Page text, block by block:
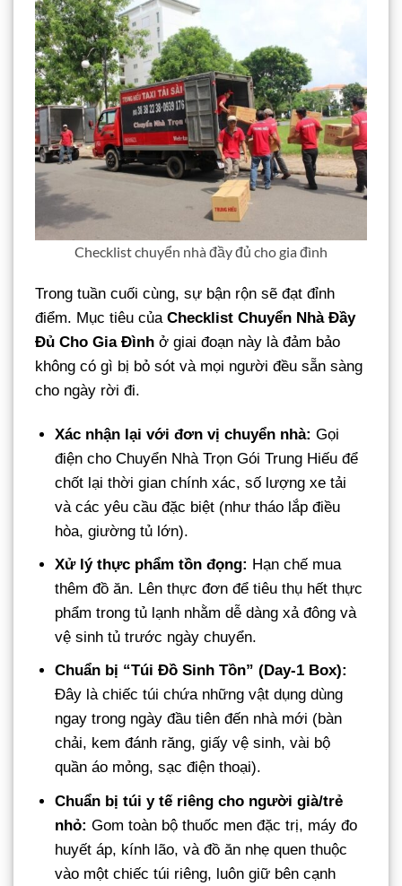
Checklist chuyển nhà đầy đủ cho gia đình
Trong tuần cuối cùng, sự bận rộn sẽ đạt đỉnh
điểm. Mục tiêu của Checklist Chuyển Nhà Đầy
Đủ Cho Gia Đình ở giai đoạn này là đảm bảo
không có gì bị bỏ sót và mọi người đều sẵn sàng
cho ngày rời đi.
Xác nhận lại với đơn vị chuyển nhà: Gọi
điện cho Chuyển Nhà Trọn Gói Trung Hiếu để
chốt lại thời gian chính xác, số lượng xe tải
và các yêu cầu đặc biệt (như tháo lắp điều
hòa, giường tủ lớn).
Xử lý thực phẩm tồn đọng: Hạn chế mua
thêm đồ ăn. Lên thực đơn để tiêu thụ hết thực
phẩm trong tủ lạnh nhằm dễ dàng xả đông và
vệ sinh tủ trước ngày chuyển.
Chuẩn bị “Túi Đồ Sinh Tồn” (Day-1 Box):
Đây là chiếc túi chứa những vật dụng dùng
ngay trong ngày đầu tiên đến nhà mới (bàn
chải, kem đánh răng, giấy vệ sinh, vài bộ
quần áo mỏng, sạc điện thoại).
Chuẩn bị túi y tế riêng cho người già/trẻ
nhỏ: Gom toàn bộ thuốc men đặc trị, máy đo
huyết áp, kính lão, và đồ ăn nhẹ quen thuộc
vào một chiếc túi riêng, luôn giữ bên cạnh